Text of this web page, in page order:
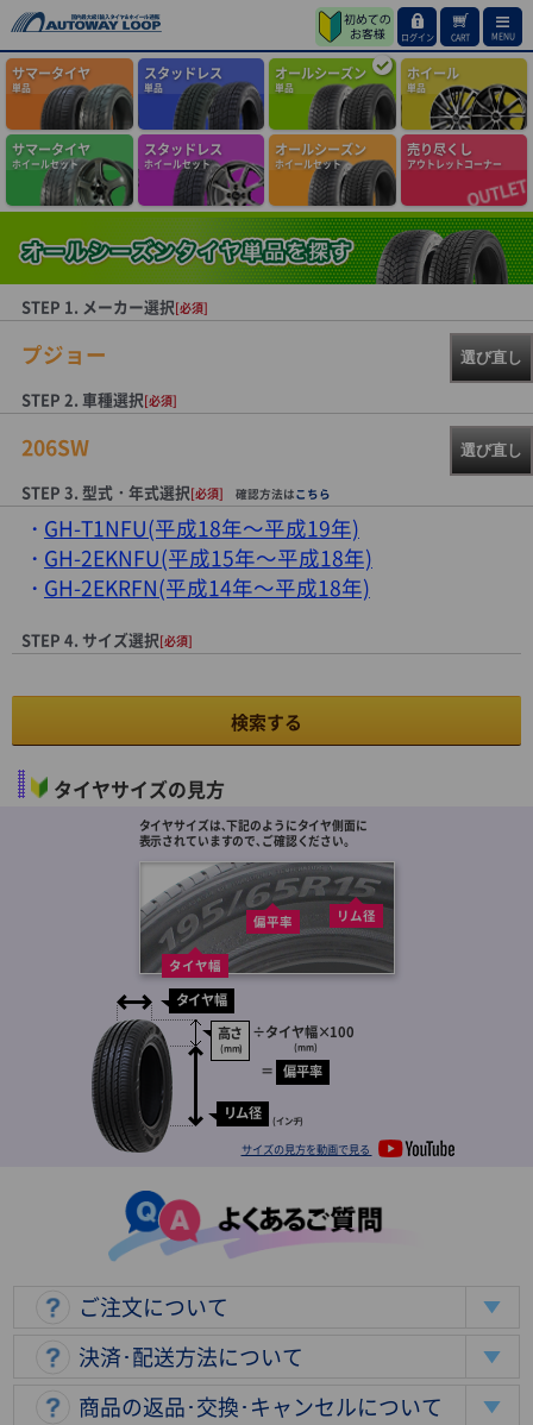
ログイン CART MENU
サマータイヤ
単品
スタッドレス
単品
オールシーズン
単品
ホイール
単品
サマータイヤ
ホイールセット
スタッドレス
ホイールセット
オールシーズン
ホイールセット
売り尽くし
アウトレットコーナー
STEP 1. メーカー選択[必須]
プジョー 選び直し
STEP 2. 車種選択[必須]
206SW 選び直し
STEP 3. 型式・年式選択[必須] 確認方法はこちら
GH-T1NFU(平成18年～平成19年)
GH-2EKNFU(平成15年～平成18年)
GH-2EKRFN(平成14年～平成18年)
STEP 4. サイズ選択[必須]
検索する
タイヤサイズの見方
タイヤサイズは､下記のようにタイヤ側面に
表示されていますので､ご確認ください。
タイヤ幅
偏平率 リム径
タイヤ幅
高さ
(mm)
÷タイヤ幅
(mm)
×100
＝ 偏平率
リム径 (インチ)
サイズの見方を動画で見る
ご注文について
決済･配送方法について
商品の返品･交換･キャンセルについて